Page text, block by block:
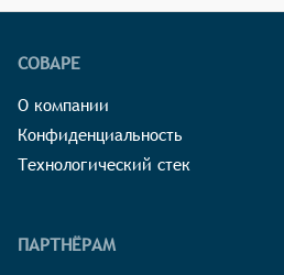
СОВАРЕ
О компании
Конфиденциальность
Технологический стек
ПАРТНЁРАМ